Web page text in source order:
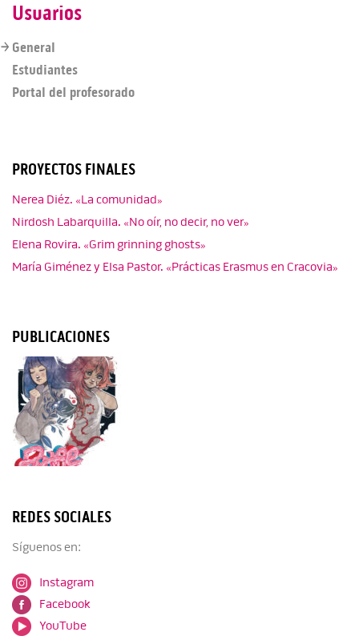
Usuarios
General
Estudiantes
Portal del profesorado
PROYECTOS FINALES
Nerea Diéz. «La comunidad»
Nirdosh Labarquilla. «No oír, no decir, no ver»
Elena Rovira. «Grim grinning ghosts»
María Giménez y Elsa Pastor. «Prácticas Erasmus en Cracovia»
PUBLICACIONES
REDES SOCIALES
Síguenos en:
Instagram
Facebook
YouTube